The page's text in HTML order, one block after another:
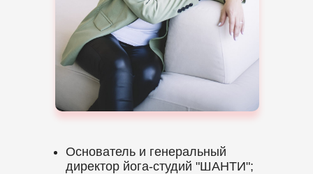
Основатель и генеральный
директор йога-студий "ШАНТИ";